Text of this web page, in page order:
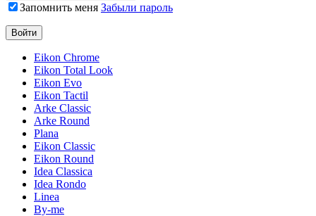
Запомнить меня Забыли пароль
Eikon Chrome
Eikon Total Look
Eikon Evo
Eikon Tactil
Arke Classic
Arke Round
Plana
Eikon Classic
Eikon Round
Idea Classica
Idea Rondo
Linea
By-me